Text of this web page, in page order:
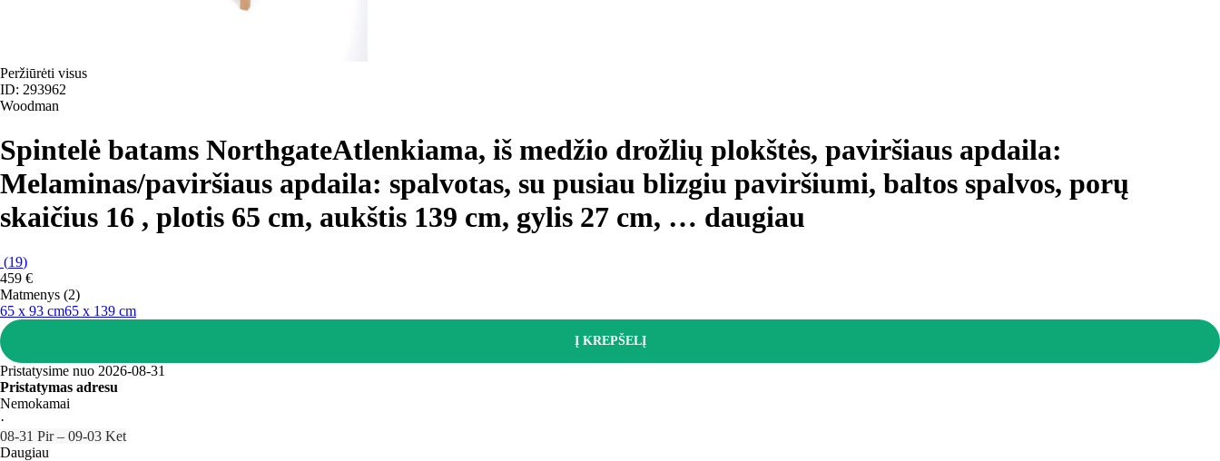
Peržiūrėti visus
ID: 293962
Woodman
Spintelė batams NorthgateAtlenkiama, iš medžio drožlių plokštės, paviršiaus apdaila:
Melaminas/paviršiaus apdaila: spalvotas, su pusiau blizgiu paviršiumi, baltos spalvos, porų
skaičius 16 , plotis 65 cm, aukštis 139 cm, gylis 27 cm, … daugiau
(19)
459 €
Matmenys (2)
65 x 93 cm65 x 139 cm
Į KREPŠELĮ
Pristatysime nuo 2026‑08‑31
Pristatymas adresu
Nemokamai
·
08‑31 Pir – 09‑03 Ket
Daugiau